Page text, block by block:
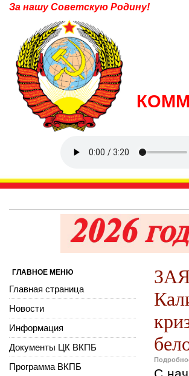
За нашу Советскую Родину!
С
ГЛАВНОЕ МЕНЮ
Главная страница
Новости
Информация
Документы ЦК ВКПБ
Программа ВКПБ